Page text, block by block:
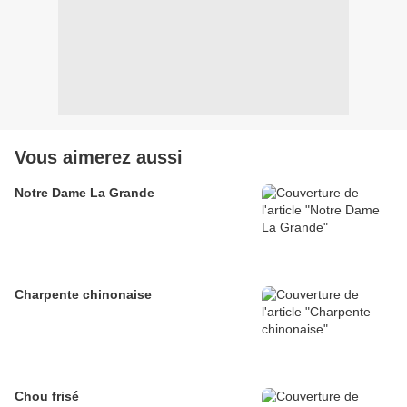
Vous aimerez aussi
Notre Dame La Grande
Charpente chinonaise
Chou frisé